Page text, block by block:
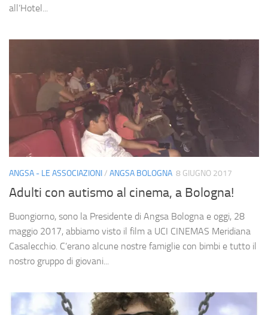
all’Hotel...
ANGSA - LE ASSOCIAZIONI/ ANGSA BOLOGNA 8 GIUGNO 2017
Adulti con autismo al cinema, a Bologna!
Buongiorno, sono la Presidente di Angsa Bologna e oggi, 28
maggio 2017, abbiamo visto il film a UCI CINEMAS Meridiana
Casalecchio. C’erano alcune nostre famiglie con bimbi e tutto il
nostro gruppo di giovani...